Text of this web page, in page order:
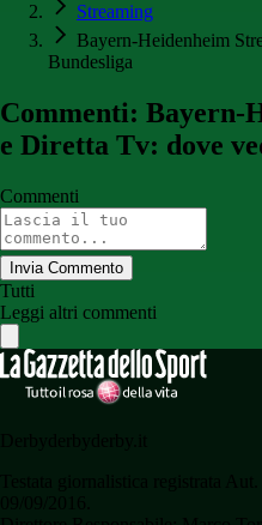
Streaming
Bayern-Heidenheim
Bundesliga
Commenti: Bayern-
e Diretta Tv: dove
Commenti
Invia Commento
Tutti
Leggi altri commenti